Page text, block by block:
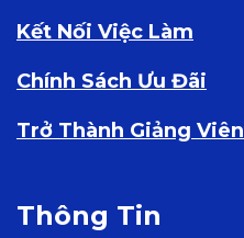
Kết Nối Việc Làm
Chính Sách Ưu Đãi
Trở Thành Giảng Viên
Thông Tin